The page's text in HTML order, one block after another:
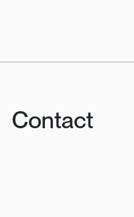
Contact